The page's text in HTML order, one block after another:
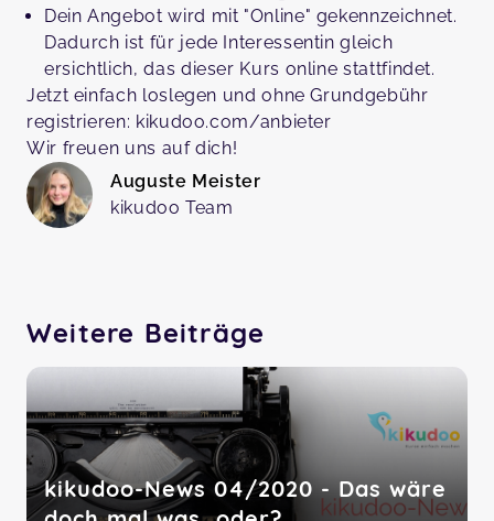
Dein Angebot wird mit "Online" gekennzeichnet.
Dadurch ist für jede Interessentin gleich
ersichtlich, das dieser Kurs online stattfindet.
Jetzt einfach loslegen und ohne Grundgebühr
registrieren: kikudoo.com/anbieter
Wir freuen uns auf dich!
Auguste Meister
kikudoo Team
Weitere Beiträge
kikudoo-News 04/2020 - Das wäre